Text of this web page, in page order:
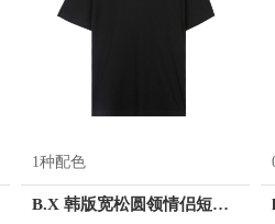
1种配色
B.X 韩版宽松圆领情侣短袖T恤 男女同款 T-6202-002001